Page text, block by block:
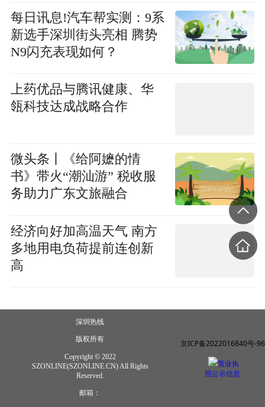
每日讯息!汽车帮实测：9系
新选手深圳街头亮相 腾势
N9闪充表现如何？
上药优品与腾讯健康、华
瓴科技达成战略合作
微头条丨《给阿嬷的情
书》带火“潮汕游” 税收服
务助力广东文旅融合
经济向好加高温天气 南方
多地用电负荷提前连创新
高
深圳热线
版权所有
Copyright © 2022
SZONLINE(SZONLINE.CN) All Rights
Reserved.
邮箱：
京ICP备2022016840号-96
营业执
照公示信息